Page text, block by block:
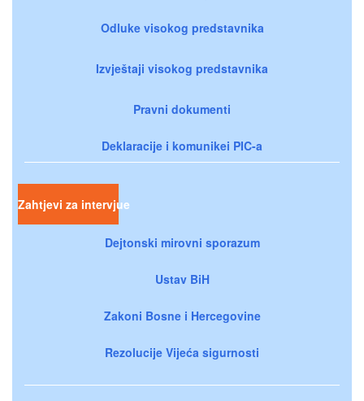
Odluke visokog predstavnika
Izvještaji visokog predstavnika
Pravni dokumenti
Deklaracije i komunikei PIC-a
Zahtjevi za intervjue
Dejtonski mirovni sporazum
Ustav BiH
Zakoni Bosne i Hercegovine
Rezolucije Vijeća sigurnosti